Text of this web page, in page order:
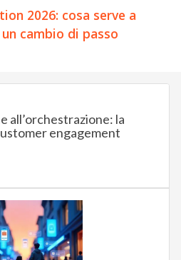
2026: cosa serve a
cambio di passo
all’orchestrazione: la
engagement